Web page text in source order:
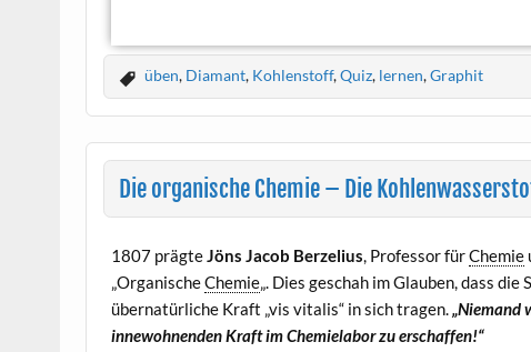
üben, Diamant, Kohlenstoff,Quiz, lernen,Graphit
Die organische Chemie – Die
1807 prägteJöns Jacob Berzelius, Professor fürChemie
„OrganischeChemie„. Dies geschah im Glauben, dass
übernatürliche Kraft „vis vitalis“ in sich tragen.„Niemand
innewohnenden Kraft im Chemielabor zu erschaffen!“